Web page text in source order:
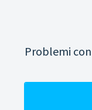
Problemi